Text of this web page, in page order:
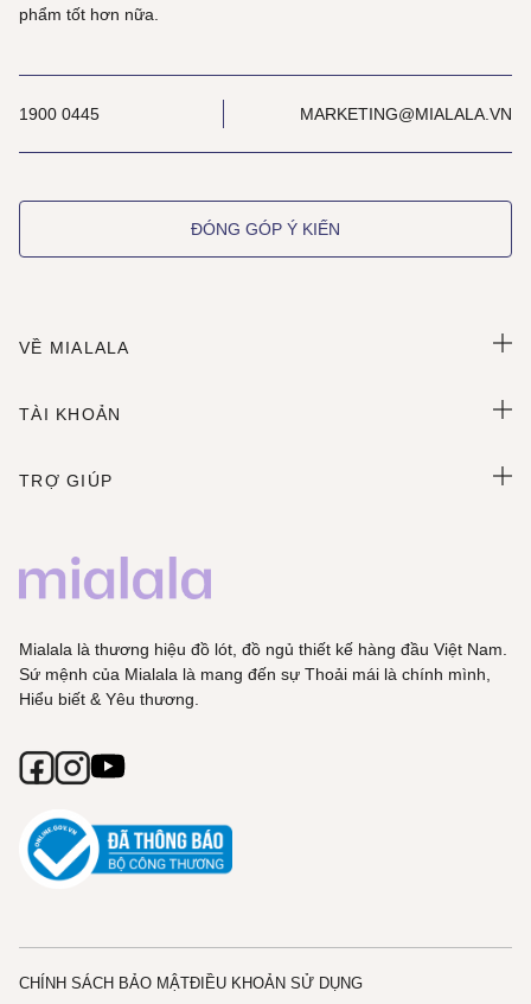
phẩm tốt hơn nữa.
1900 0445 MARKETING@MIALALA.VN
ĐÓNG GÓP Ý KIẾN
VỀ MIALALA
TÀI KHOẢN
TRỢ GIÚP
Mialala là thương hiệu đồ lót, đồ ngủ thiết kế hàng đầu Việt Nam.
Sứ mệnh của Mialala là mang đến sự Thoải mái là chính mình,
Hiểu biết & Yêu thương.
CHÍNH SÁCH BẢO MẬTĐIỀU KHOẢN SỬ DỤNG